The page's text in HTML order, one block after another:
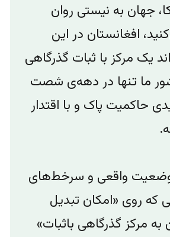
جهان به نیستی روان
افغانستان در این
یک مرکز با ثبات گذرگاهی
ما تنها در دهه‌ی شصت
حاکمیت پاک و با اقتدار
واقعی و سرخط‌های
که روی «امکان تبدیل
به مرکز گذرگاهی باثبات»